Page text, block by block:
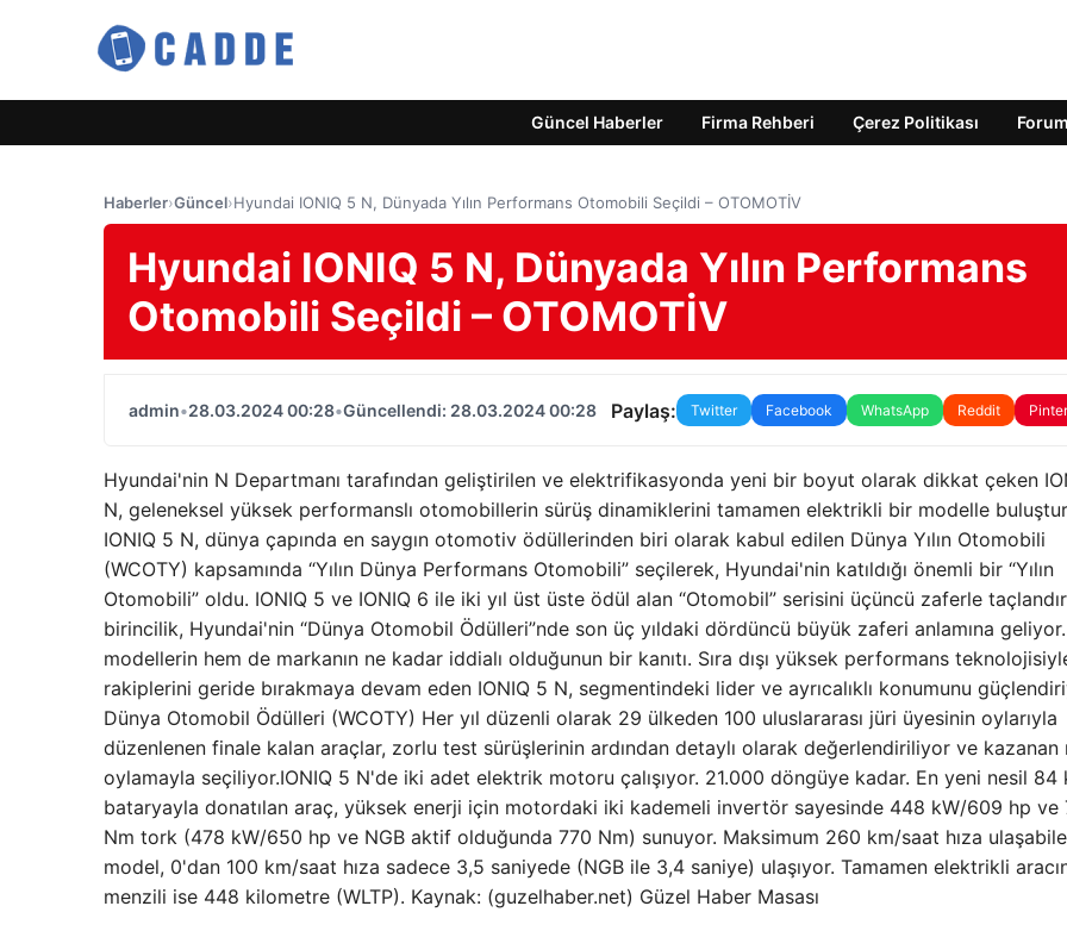
Güncel Haberler Firma Rehberi Çerez Politikası Forum
Haberler›Güncel›Hyundai IONIQ 5 N, Dünyada Yılın Performans Otomobili Seçildi – OTOMOTİV
Hyundai IONIQ 5 N, Dünyada Yılın Performans
Otomobili Seçildi – OTOMOTİV
admin•28.03.2024 00:28•Güncellendi: 28.03.2024 00:28 Paylaş: Twitter Facebook WhatsApp Reddit
Hyundai'nin N Departmanı tarafından geliştirilen ve elektrifikasyonda yeni bir boyut olarak dikkat çeken
N, geleneksel yüksek performanslı otomobillerin sürüş dinamiklerini tamamen elektrikli bir modelle
IONIQ 5 N, dünya çapında en saygın otomotiv ödüllerinden biri olarak kabul edilen Dünya Yılın Otomobili
(WCOTY) kapsamında “Yılın Dünya Performans Otomobili” seçilerek, Hyundai'nin katıldığı önemli bir “Yılın
Otomobili” oldu. IONIQ 5 ve IONIQ 6 ile iki yıl üst üste ödül alan “Otomobil” serisini üçüncü zaferle
birincilik, Hyundai'nin “Dünya Otomobil Ödülleri”nde son üç yıldaki dördüncü büyük zaferi anlamına
modellerin hem de markanın ne kadar iddialı olduğunun bir kanıtı. Sıra dışı yüksek performans
rakiplerini geride bırakmaya devam eden IONIQ 5 N, segmentindeki lider ve ayrıcalıklı konumunu
Dünya Otomobil Ödülleri (WCOTY) Her yıl düzenli olarak 29 ülkeden 100 uluslararası jüri üyesinin oylarıyla
düzenlenen finale kalan araçlar, zorlu test sürüşlerinin ardından detaylı olarak değerlendiriliyor ve kazanan
oylamayla seçiliyor.IONIQ 5 N'de iki adet elektrik motoru çalışıyor. 21.000 döngüye kadar. En yeni nesil 84
bataryayla donatılan araç, yüksek enerji için motordaki iki kademeli invertör sayesinde 448 kW/609 hp ve
Nm tork (478 kW/650 hp ve NGB aktif olduğunda 770 Nm) sunuyor. Maksimum 260 km/saat hıza
model, 0'dan 100 km/saat hıza sadece 3,5 saniyede (NGB ile 3,4 saniye) ulaşıyor. Tamamen elektrikli
menzili ise 448 kilometre (WLTP). Kaynak: (guzelhaber.net) Güzel Haber Masası